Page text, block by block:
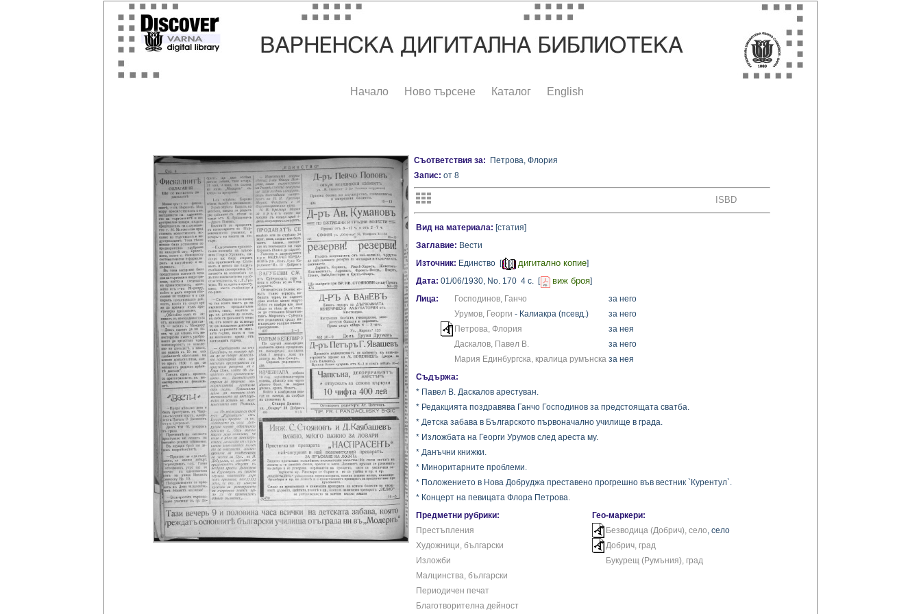
Начало Ново търсене Каталог English
Съответствия за: Петрова, Флория
Запис: от 8
ISBD
Вид на материала: [статия]
Заглавие: Вести
Източник: Единство [ дигитално копие]
Дата: 01/06/1930, No. 170 4 с. [ виж броя]
Лица:
Господинов, Ганчо
за него
Урумов, Георги - Калиакра (псевд.)
за него
Петрова, Флория
за нея
Даскалов, Павел В.
за него
Мария Единбургска, кралица румънска за нея
Съдържа:
* Павел В. Даскалов арестуван.
* Редакцията поздравява Ганчо Господинов за предстоящата сватба.
* Детска забава в Българското първоначално училище в града.
* Изложбата на Георги Урумов след ареста му.
* Данъчни книжки.
* Миноритарните проблеми.
* Положението в Нова Добруджа преставено прогрешно във вестник `Курентул`.
* Концерт на певицата Флора Петрова.
Предметни рубрики:
Престъпления
Художници, български
Изложби
Малцинства, български
Периодичен печат
Благотворителна дейност
Гео-маркери:
Безводица (Добрич), село, село
Добрич, град
Букурещ (Румъния), град